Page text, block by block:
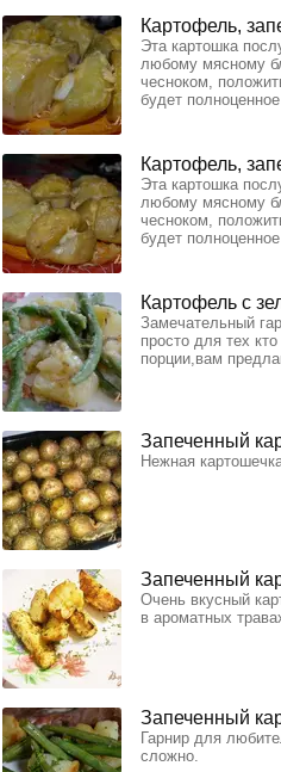
Картофель,
Эта картошка
любому мясному
чесноком,
будет
Картофель,
Эта картошка
любому мясному
чесноком,
будет
Картофель с
Замечательный
просто для тех
порции,вам
Запеченный
Нежная
Запеченный
Очень вкусный
в ароматных
Запеченный
Гарнир для
сложно.